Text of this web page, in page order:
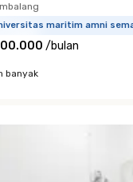
maritim amni
/bulan
banyak